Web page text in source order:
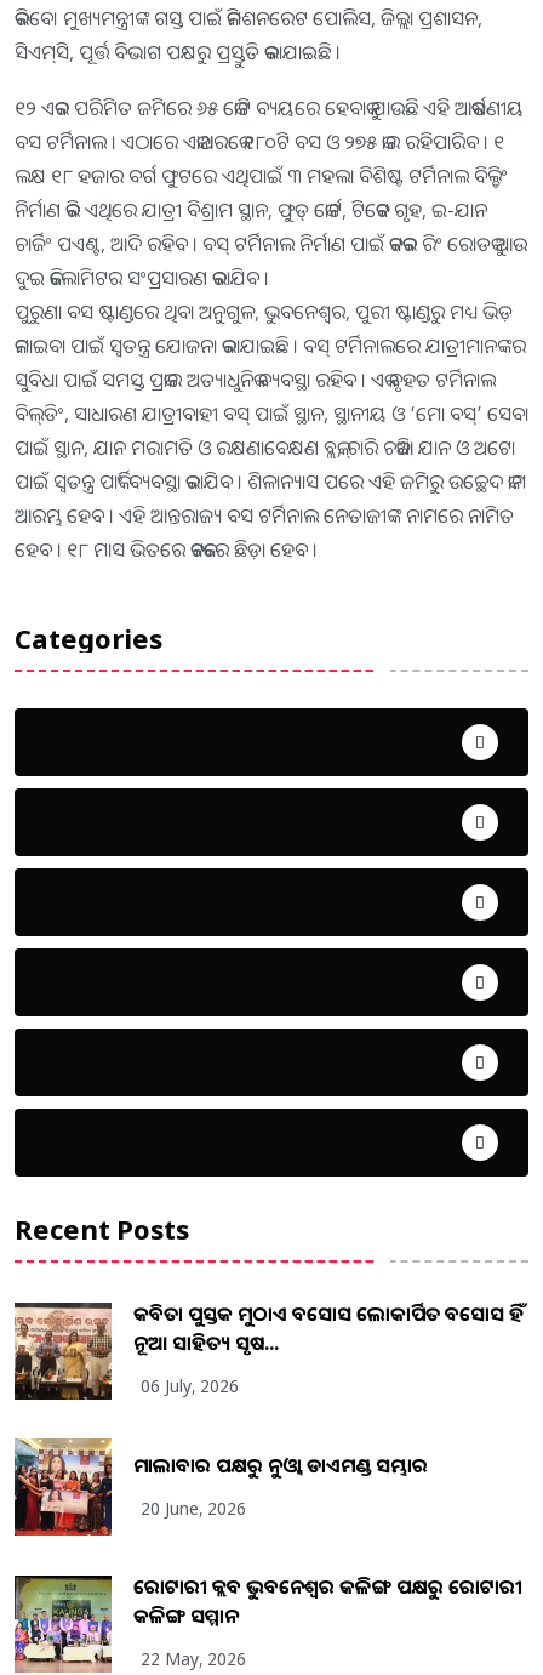
କରିବେ। ମୁଖ୍ୟମନ୍ତ୍ରୀଙ୍କ ଗସ୍ତ ପାଇଁ କମିଶନରେଟ ପୋଲିସ, ଜିଲ୍ଲା ପ୍ରଶାସନ,
ସିଏମ୍‌ସି, ପୂର୍ତ୍ତ ବିଭାଗ ପକ୍ଷରୁ ପ୍ରସ୍ତୁତି କରାଯାଇଛି ।
୧୨ ଏକର ପରିମିତ ଜମିରେ ୬୫ କୋଟି ବ୍ୟୟରେ ହେବାକୁ ଯାଉଛି ଏହି ଆକର୍ଷଣୀୟ
ବସ ଟର୍ମିନାଲ । ଏଠାରେ ଏକାଥରକେ ୧୮୦ଟି ବସ ଓ ୨୭୫ କାର ରହିପାରିବ । ୧
ଲକ୍ଷ ୧୮ ହଜାର ବର୍ଗ ଫୁଟରେ ଏଥିପାଇଁ ୩ ମହଲା ବିଶିଷ୍ଟ ଟର୍ମିନାଲ ବିଲ୍ଡିଂ
ନିର୍ମାଣ କରି ଏଥିରେ ଯାତ୍ରୀ ବିଶ୍ରାମ ସ୍ଥାନ, ଫୁଡ୍‌ କୋର୍ଟ, ଟିକେଟ ଗୃହ, ଇ-ଯାନ
ଚାର୍ଜିଂ ପଏଣ୍ଟ, ଆଦି ରହିବ । ବସ୍ ଟର୍ମିନାଲ ନିର୍ମାଣ ପାଇଁ କଟକର ରିଂ ରୋଡକୁ ଆଉ
ଦୁଇ କିଲୋମିଟର ସଂପ୍ରସାରଣ କରାଯିବ ।
ପୁରୁଣା ବସ ଷ୍ଟାଣ୍ଡରେ ଥିବା ଅନୁଗୁଳ, ଭୁବନେଶ୍ବର, ପୁରୀ ଷ୍ଟାଣ୍ଡରୁ ମଧ୍ୟ ଭିଡ଼
କମାଇବା ପାଇଁ ସ୍ବତନ୍ତ୍ର ଯୋଜନା କରାଯାଇଛି । ବସ୍‌ ଟର୍ମିନାଲରେ ଯାତ୍ରୀମାନଙ୍କର
ସୁବିଧା ପାଇଁ ସମସ୍ତ ପ୍ରକାର ଅତ୍ୟାଧୁନିକ ବ୍ୟବସ୍ଥା ରହିବ । ଏକ ବୃହତ ଟର୍ମିନାଲ
ବିଲ୍‌ଡିଂ, ସାଧାରଣ ଯାତ୍ରୀବାହୀ ବସ୍‌ ପାଇଁ ସ୍ଥାନ, ସ୍ଥାନୀୟ ଓ ‘ମୋ ବସ୍‌’ ସେବା
ପାଇଁ ସ୍ଥାନ, ଯାନ ମରାମତି ଓ ରକ୍ଷଣାବେକ୍ଷଣ ବ୍ଲକ୍‌, ଚାରି ଚକିଆ ଯାନ ଓ ଅଟୋ
ପାଇଁ ସ୍ୱତନ୍ତ୍ର ପାର୍କିଂ ବ୍ୟବସ୍ଥା କରାଯିବ । ଶିଳାନ୍ୟାସ ପରେ ଏହି ଜମିରୁ ଉଚ୍ଛେଦ କାମ
ଆରମ୍ଭ ହେବ । ଏହି ଆନ୍ତରାଜ୍ୟ ବସ ଟର୍ମିନାଲ ନେତାଜୀଙ୍କ ନାମରେ ନାମିତ
ହେବ । ୧୮ ମାସ ଭିତରେ କଟକରେ ଛିଡ଼ା ହେବ ।
Categories
Recent Posts
କବିତା ପୁସ୍ତକ ମୁଠାଏ ଅବସୋସ ଲୋକାର୍ପିତ ଅବସୋସ ହିଁ
ନୂଆ ସାହିତ୍ୟ ସୃଷ...
06 July, 2026
ମାଲାବାର ପକ୍ଷରୁ ନୁଓ୍ବା ଡାଏମଣ୍ଡ ସମ୍ଭାର
20 June, 2026
ରୋଟାରୀ କ୍ଲବ ଭୁବନେଶ୍ୱର କଳିଙ୍ଗ ପକ୍ଷରୁ ରୋଟାରୀ
କଳିଙ୍ଗ ସମ୍ମାନ
22 May, 2026